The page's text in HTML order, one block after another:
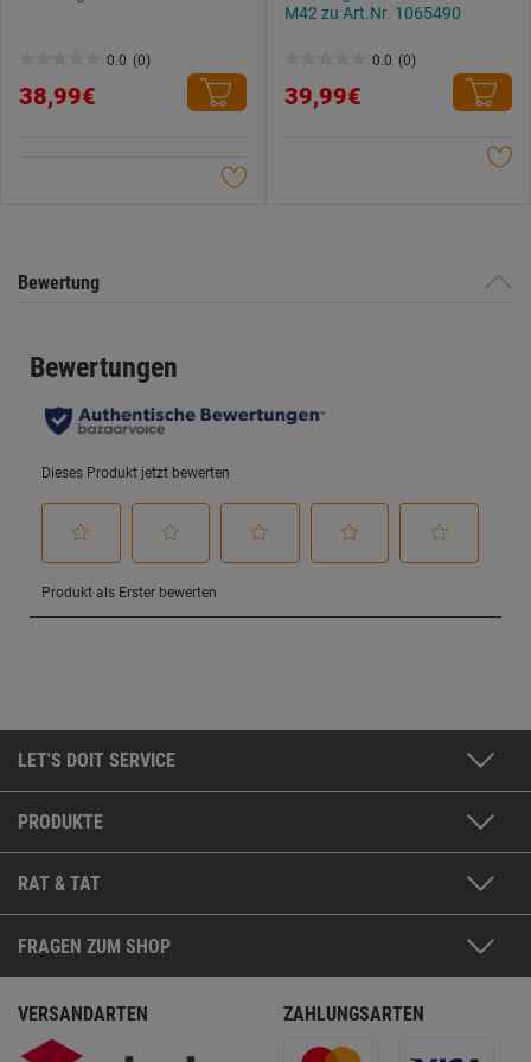
0.0 (0)
von
38,99€
M42 zu Art.Nr. 1065490
0.0 (0)
von
39,99€
Bewertung
LET'S DOIT SERVICE
PRODUKTE
RAT & TAT
FRAGEN ZUM SHOP
VERSANDARTEN ZAHLUNGSARTEN